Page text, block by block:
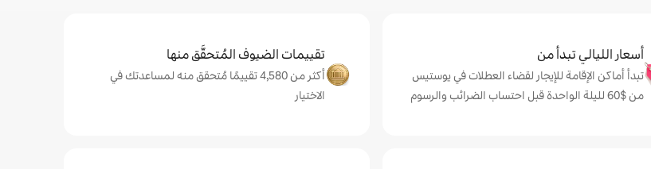
أسعار الليالي تبدأ من
تبدأ أماكن الإقامة للإيجار لقضاء العطلات في يوستيس
من $‏60 لليلة الواحدة قبل احتساب الضرائب والرسوم
تقييمات الضيوف المُتحقَّق منها
أكثر من 4,580 تقييمًا مُتحقق منه لمساعدتك في
الاختيار